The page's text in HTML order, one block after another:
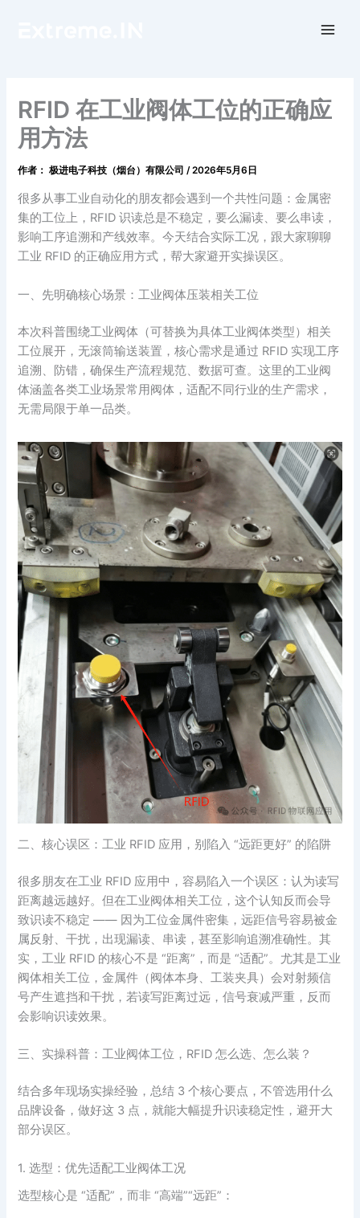
RFID 在工业阀体工位的正确应
用方法
作者： 极进电子科技（烟台）有限公司 /2026年5月6日
很多从事工业自动化的朋友都会遇到一个共性问题：金属密
集的工位上，RFID 识读总是不稳定，要么漏读、要么串读，
影响工序追溯和产线效率。今天结合实际工况，跟大家聊聊
工业 RFID 的正确应用方式，帮大家避开实操误区。
一、先明确核心场景：工业阀体压装相关工位
本次科普围绕工业阀体（可替换为具体工业阀体类型）相关
工位展开，无滚筒输送装置，核心需求是通过 RFID 实现工序
追溯、防错，确保生产流程规范、数据可查。这里的工业阀
体涵盖各类工业场景常用阀体，适配不同行业的生产需求，
无需局限于单一品类。
二、核心误区：工业 RFID 应用，别陷入 “远距更好” 的陷阱
很多朋友在工业 RFID 应用中，容易陷入一个误区：认为读写
距离越远越好。但在工业阀体相关工位，这个认知反而会导
致识读不稳定 —— 因为工位金属件密集，远距信号容易被金
属反射、干扰，出现漏读、串读，甚至影响追溯准确性。其
实，工业 RFID 的核心不是 “距离”，而是 “适配”。尤其是工业
阀体相关工位，金属件（阀体本身、工装夹具）会对射频信
号产生遮挡和干扰，若读写距离过远，信号衰减严重，反而
会影响识读效果。
三、实操科普：工业阀体工位，RFID 怎么选、怎么装？
结合多年现场实操经验，总结 3 个核心要点，不管选用什么
品牌设备，做好这 3 点，就能大幅提升识读稳定性，避开大
部分误区。
1. 选型：优先适配工业阀体工况
选型核心是 “适配”，而非 “高端”“远距”：